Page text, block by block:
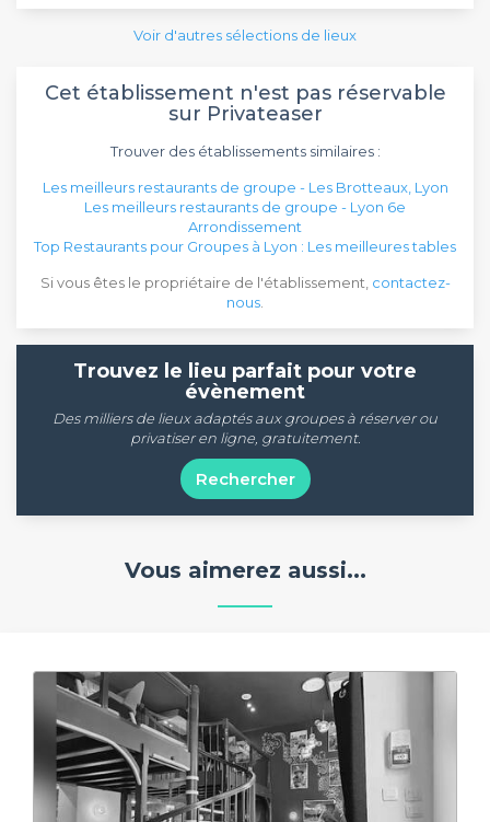
Voir d'autres sélections de lieux
Cet établissement n'est pas réservable
sur Privateaser
Trouver des établissements similaires :
Les meilleurs restaurants de groupe - Les Brotteaux, Lyon
Les meilleurs restaurants de groupe - Lyon 6e
Arrondissement
Top Restaurants pour Groupes à Lyon : Les meilleures tables
Si vous êtes le propriétaire de l'établissement, contactez-
nous
Trouvez le lieu parfait pour votre
évènement
Des milliers de lieux adaptés aux groupes à réserver ou
privatiser en ligne, gratuitement.
Rechercher
Vous aimerez aussi...